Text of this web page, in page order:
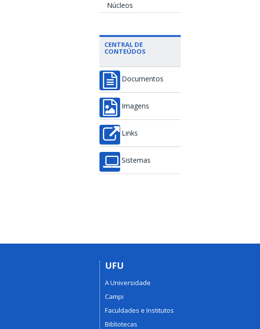
Núcleos
CENTRAL DE
CONTEÚDOS
Documentos
Imagens
Links
Sistemas
UFU
A Universidade
Campi
Faculdades e Institutos
Bibliotecas